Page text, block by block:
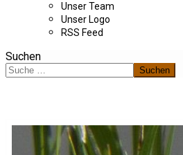
Unser Team
Unser Logo
RSS Feed
Suchen
Suchen